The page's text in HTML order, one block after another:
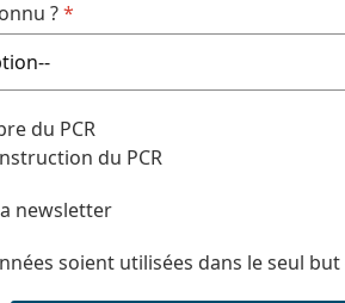
?*
du PCR
du PCR
newsletter
soient utilisées dans le seul